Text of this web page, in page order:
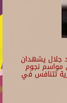
جلال يشهدان
مواسم نجوم
المصرية تتنافس في